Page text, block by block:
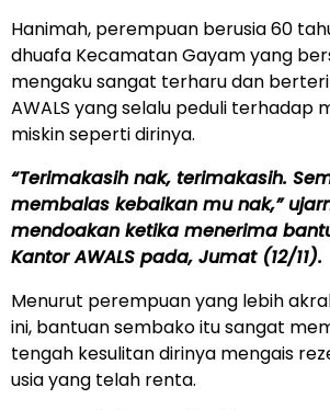
Hanimah, perempuan berusia 60
dhuafa Kecamatan Gayam yang
mengaku sangat terharu dan
AWALS yang selalu peduli terhadap
miskin seperti dirinya.
“Terimakasih nak, terimakasih.
membalas kebaikan mu nak,”
mendoakan ketika menerima
Kantor AWALS pada, Jumat (12/11).
Menurut perempuan yang lebih
ini, bantuan sembako itu sangat
tengah kesulitan dirinya mengais
usia yang telah renta.